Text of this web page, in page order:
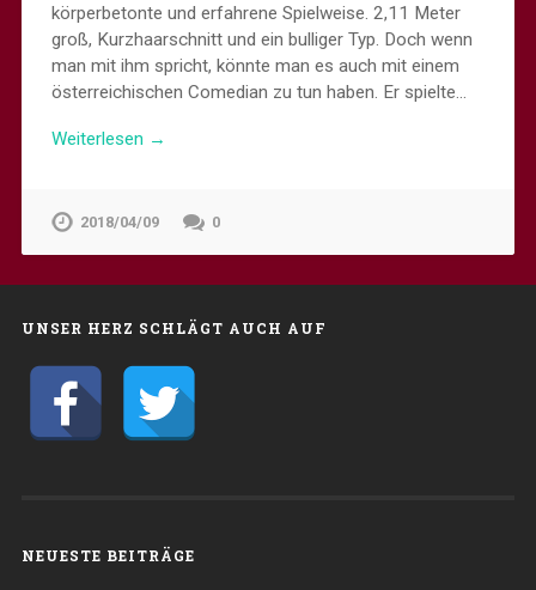
körperbetonte und erfahrene Spielweise. 2,11 Meter
groß, Kurzhaarschnitt und ein bulliger Typ. Doch wenn
man mit ihm spricht, könnte man es auch mit einem
österreichischen Comedian zu tun haben. Er spielte…
Weiterlesen →
2018/04/09 0
UNSER HERZ SCHLÄGT AUCH AUF
NEUESTE BEITRÄGE